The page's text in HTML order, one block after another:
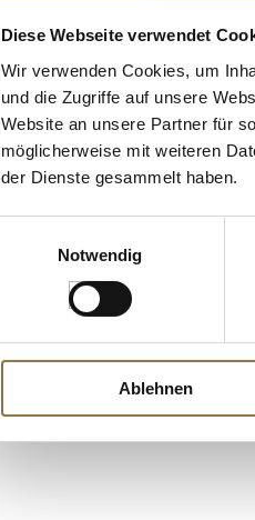
Diese Webseite verwendet
Wir verwenden Cookies, um
und die Zugriffe auf unsere
Website an unsere Partner für
möglicherweise mit weiteren
der Dienste gesammelt haben.
Notwendig
Ablehnen
Wiberg Marrakesch
Gewürzzubereitung
gerösteten Gewürzen,
Art.Nr.:35558
€ 47,58/ kg